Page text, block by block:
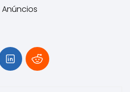
Anúncios